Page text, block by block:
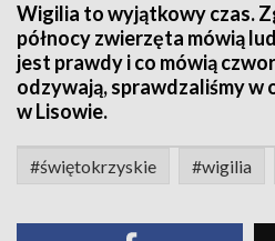
Wigilia to wyjątkowy czas.
północy zwierzęta mówią
jest prawdy i co mówią
odzywają, sprawdzaliśmy
w Lisowie.
#świętokrzyskie #wigilia